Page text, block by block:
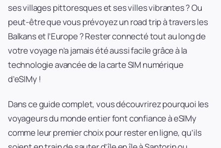
ses villages pittoresques et ses villes vibrantes ? Ou
peut-être que vous prévoyez un road trip à travers les
Balkans et l’Europe ? Rester connecté tout au long de
votre voyage n’a jamais été aussi facile grâce à la
technologie avancée de la carte SIM numérique
d’eSIMy !
Dans ce guide complet, vous découvrirez pourquoi les
voyageurs du monde entier font confiance à eSIMy
comme leur premier choix pour rester en ligne, qu’ils